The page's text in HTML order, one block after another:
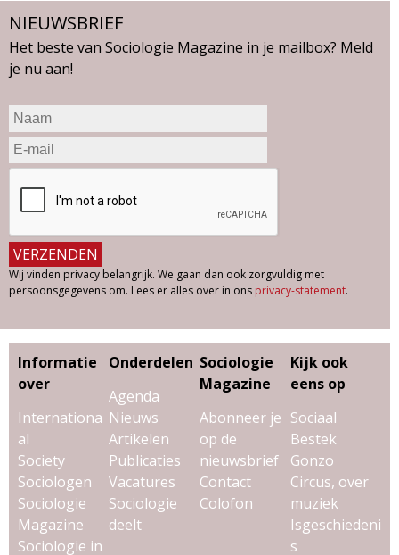
NIEUWSBRIEF
Het beste van Sociologie Magazine in je mailbox? Meld
je nu aan!
Wij vinden privacy belangrijk. We gaan dan ook zorgvuldig met
persoonsgegevens om. Lees er alles over in ons privacy-statement.
Informatie
over
Internationa
al
Society
Sociologen
Sociologie
Magazine
Sociologie in
Onderdelen
Agenda
Nieuws
Artikelen
Publicaties
Vacatures
Sociologie
deelt
Sociologie
Magazine
Abonneer je
op de
nieuwsbrief
Contact
Colofon
Kijk ook
eens op
Sociaal
Bestek
Gonzo
Circus, over
muziek
Isgeschiedeni
s